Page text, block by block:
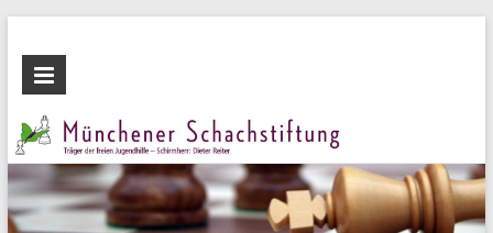
Inhalt
wechseln
Münchener
Schachstiftung
Fördern
durch
Schach